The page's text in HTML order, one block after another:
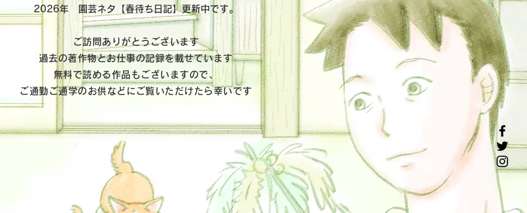
​2026年 園芸ネタ【春待ち日記】更新中です。
ご訪問ありがとうございます
​過去の著作物とお仕事の記録を載せています
無料で読める作品もございますので、
ご通勤ご通学のお供などに ご覧いただけたら幸いです